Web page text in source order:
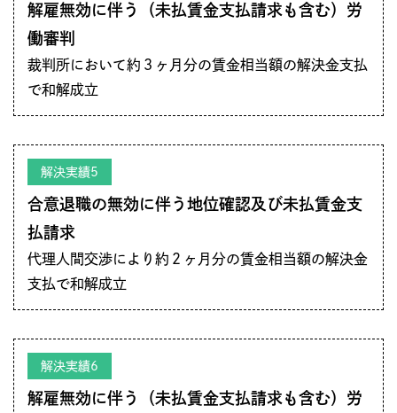
解雇無効に伴う（未払賃金支払請求も含む）労
働審判
裁判所において約３ヶ月分の賃金相当額の解決金支払
で和解成立
解決実績5
合意退職の無効に伴う地位確認及び未払賃金支
払請求
代理人間交渉により約２ヶ月分の賃金相当額の解決金
支払で和解成立
解決実績6
解雇無効に伴う（未払賃金支払請求も含む）労